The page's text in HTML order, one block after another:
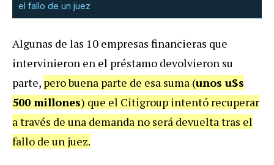
el fallo de un juez
Algunas de las 10 empresas financieras que
intervinieron en el préstamo devolvieron su
parte, pero buena parte de esa suma (unos u$s
500 millones) que el Citigroup intentó recuperar
a través de una demanda no será devuelta tras el
fallo de un juez.